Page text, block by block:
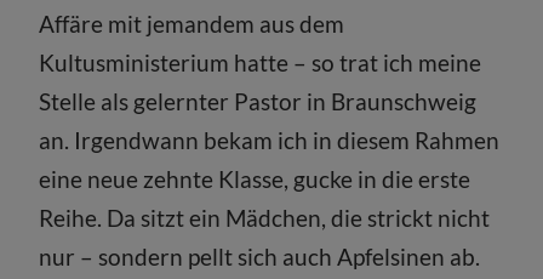
Affäre mit jemandem aus dem
Kultusministerium hatte – so trat ich meine
Stelle als gelernter Pastor in Braunschweig
an. Irgendwann bekam ich in diesem Rahmen
eine neue zehnte Klasse, gucke in die erste
Reihe. Da sitzt ein Mädchen, die strickt nicht
nur – sondern pellt sich auch Apfelsinen ab.